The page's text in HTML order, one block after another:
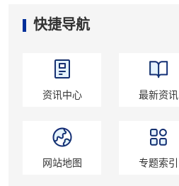
快捷导航
资讯中心 最新资讯
网站地图 专题索引